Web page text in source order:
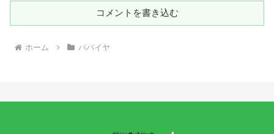
コメントを書き込む
ホーム パパイヤ